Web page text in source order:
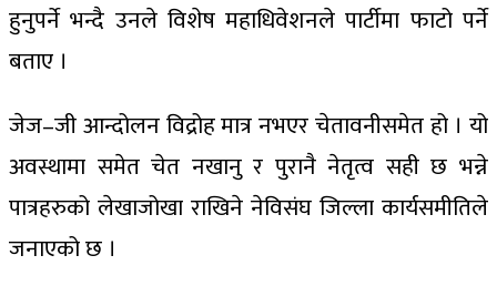
हुनुपर्ने भन्दै उनले विशेष महाधिवेशनले पार्टीमा फाटो पर्ने
बताए ।
जेज–जी आन्दोलन विद्रोह मात्र नभएर चेतावनीसमेत हो । यो
अवस्थामा समेत चेत नखानु र पुरानै नेतृत्व सही छ भन्ने
पात्रहरुको लेखाजोखा राखिने नेविसंघ जिल्ला कार्यसमीतिले
जनाएको छ ।